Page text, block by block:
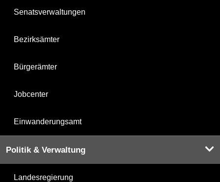
Senatsverwaltungen
Bezirksämter
Bürgerämter
Jobcenter
Einwanderungsamt
Politik & Verwaltung
Landesregierung